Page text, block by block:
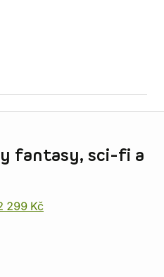
fantasy, sci-fi a
299 Kč